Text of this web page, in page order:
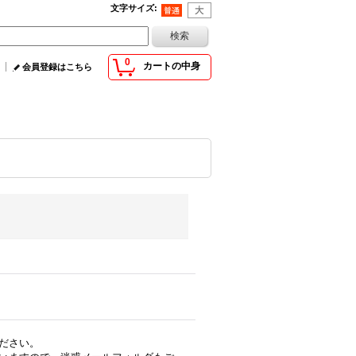
文字サイズ:
0 カートの中身
会員登録はこちら
さい。